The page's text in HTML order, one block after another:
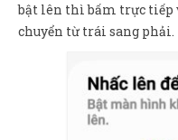
bật lên thì bấm trực tiếp
chuyển từ trái sang phải.